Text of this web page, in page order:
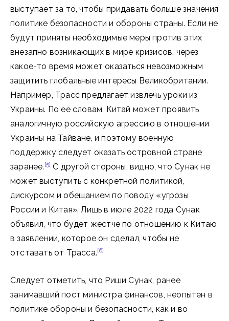
выступает за то, чтобы придавать больше значения
политике безопасности и обороны страны. Если не
будут приняты необходимые меры против этих
внезапно возникающих в мире кризисов, через
какое-то время может оказаться невозможным
защитить глобальные интересы Великобритании.
Например, Трасс предлагает извлечь уроки из
Украины. По ее словам, Китай может проявить
аналогичную российскую агрессию в отношении
Украины на Тайване, и поэтому военную
поддержку следует оказать островной стране
заранее. [5] С другой стороны, видно, что Сунак не
может выступить с конкретной политикой,
дискурсом и обещанием по поводу «угрозы
России и Китая». Лишь в июле 2022 года Сунак
объявил, что будет жестче по отношению к Китаю
в заявлении, которое он сделал, чтобы не
отставать от Трасса.[6]
Следует отметить, что Риши Сунак, ранее
занимавший пост министра финансов, неопытен в
политике обороны и безопасности, как и во